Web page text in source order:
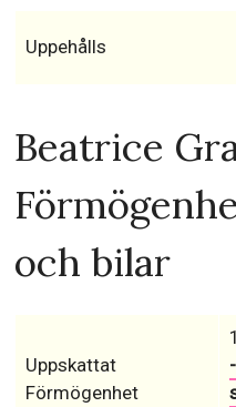
Uppehålls
Beatrice
och bilar
Uppskattat
Förmögenhet